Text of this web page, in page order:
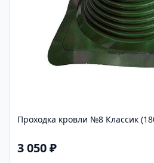
Проходка кровли №8 Классик
3 050 ₽